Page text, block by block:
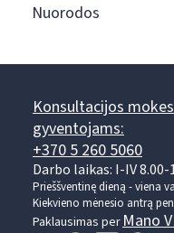
Nuorodos
Konsultacijos
gyventojams:
+370 5 260 5060
Darbo laikas: I-IV 8.00-
Prieššventinę dieną - viena
Kiekvieno mėnesio antrą
Paklausimas per Mano